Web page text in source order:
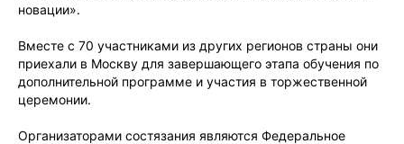
новации».
Вместе с 70 участниками из других регионов страны они
приехали в Москву для завершающего этапа обучения по
дополнительной программе и участия в торжественной
церемонии.
Организаторами состязания являются Федеральное